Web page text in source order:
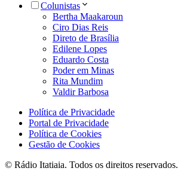
Colunistas
Bertha Maakaroun
Ciro Dias Reis
Direto de Brasília
Edilene Lopes
Eduardo Costa
Poder em Minas
Rita Mundim
Valdir Barbosa
Política de Privacidade
Portal de Privacidade
Política de Cookies
Gestão de Cookies
© Rádio Itatiaia. Todos os direitos reservados.